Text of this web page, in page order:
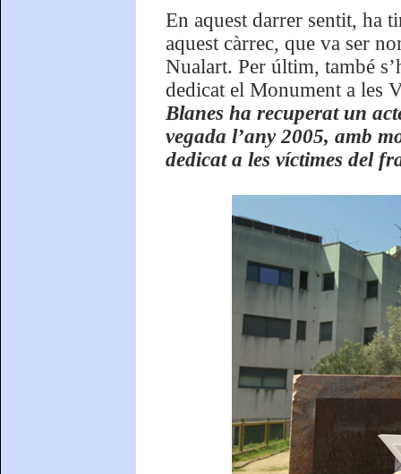
En aquest darrer sentit, ha
aquest càrrec, que va ser
Nualart. Per últim, també
dedicat el Monument a les
Blanes ha recuperat un
vegada l’any 2005, amb
dedicat a les víctimes del